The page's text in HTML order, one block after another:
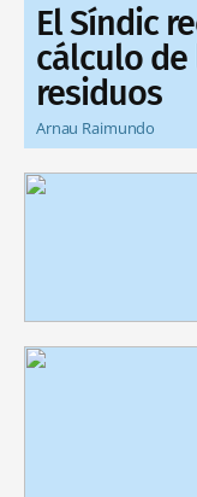
El Síndic
cálculo
residuos
Arnau Raimundo